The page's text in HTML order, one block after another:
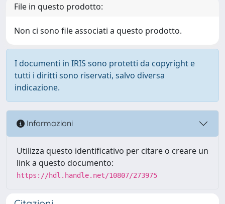
File in questo prodotto:
Non ci sono file associati a questo prodotto.
I documenti in IRIS sono protetti da copyright e
tutti i diritti sono riservati, salvo diversa
indicazione.
Informazioni
Utilizza questo identificativo per citare o creare un
link a questo documento:
https://hdl.handle.net/10807/273975